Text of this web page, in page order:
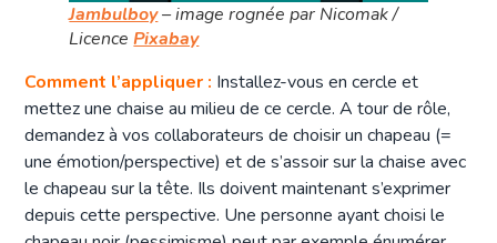
Jambulboy– image rognée par Nicomak /
LicencePixabay
Comment l’appliquer : Installez-vous en cercle et
mettez une chaise au milieu de ce cercle. A tour de rôle,
demandez à vos collaborateurs de choisir un chapeau (=
une émotion/perspective) et de s’assoir sur la chaise avec
le chapeau sur la tête. Ils doivent maintenant s’exprimer
depuis cette perspective. Une personne ayant choisi le